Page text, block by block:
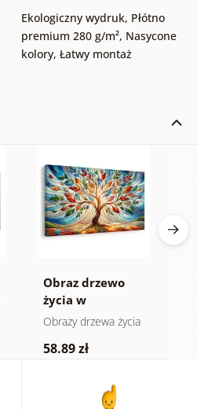
Ekologiczny wydruk, Płótno
premium 280 g/m², Nasycone
kolory, Łatwy montaż
Obraz drzewo
życia w
kolorowym
Obrazy drzewa życia
58.89 zł